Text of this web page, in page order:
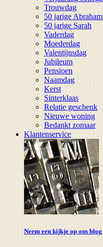
Trouwdag
50 jarige Abraham
50 jarige Sarah
Vaderdag
Moederdag
Valentijnsdag
Jubileum
Pensioen
Naamdag
Kerst
Sinterklaas
Relatie geschenk
Nieuwe woning
Bedankt zomaar
Klantenservice
Neem een kijkje op ons blog